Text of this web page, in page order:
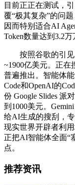
目前正正在测试，
覆“极其复杂”的问
因而特别适合AI
Token数量达到3.2万
按照谷歌的引见
~1900亿美元。正
普遍推出。智能体
Code和OpenAI的
份 Google Slides 派
到1000美元。
给AI生成的搜刮，
现实世界开辟者利
正把AI智能体全面“
点。
推荐资讯